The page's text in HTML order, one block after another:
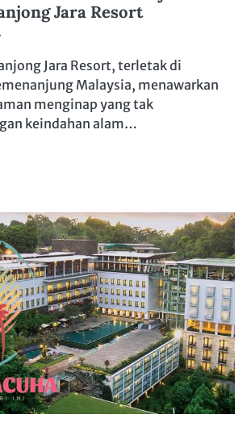
Jara Resort
Jara Resort, terletak di
Malaysia, menawarkan
menginap yang tak
keindahan alam…